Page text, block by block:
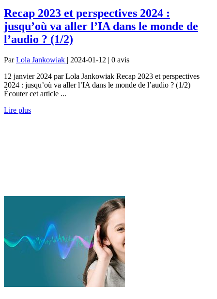
Recap 2023 et perspectives 2024 :
jusqu’où va aller l’IA dans le monde de
l’audio ? (1/2)
ParLola Jankowiak | 2024-01-12 | 0 avis
12 janvier 2024 par Lola Jankowiak Recap 2023 et perspectives
2024 : jusqu’où va aller l’IA dans le monde de l’audio ? (1/2)
Écouter cet article ...
Lire plus